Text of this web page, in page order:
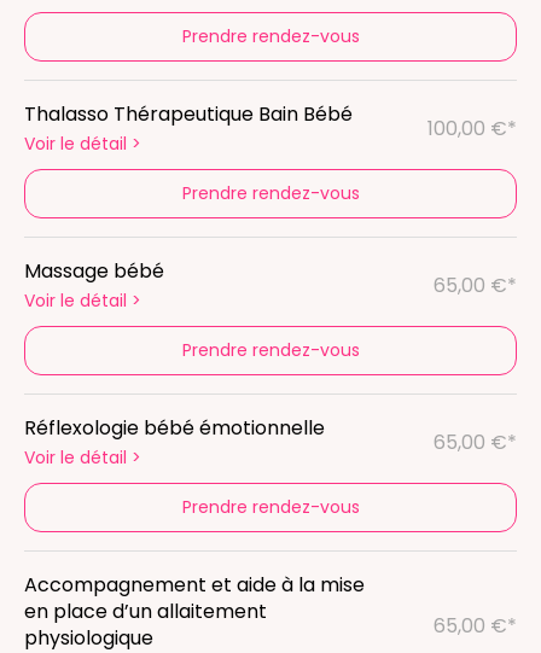
Prendre rendez-vous
Thalasso Thérapeutique Bain Bébé
Voir le détail >
100,00 €*
Prendre rendez-vous
Massage bébé
Voir le détail >
65,00 €*
Prendre rendez-vous
Réflexologie bébé émotionnelle
Voir le détail >
65,00 €*
Prendre rendez-vous
Accompagnement et aide à la mise
en place d’un allaitement
physiologique
65,00 €*